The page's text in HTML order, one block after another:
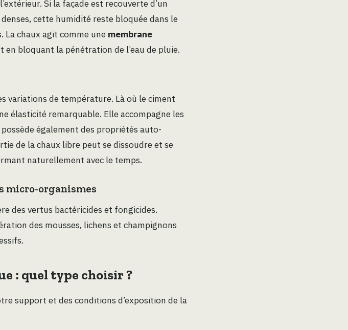
Si la façade est recouverte d’un
cette humidité reste bloquée dans le
chaux agit comme une membrane
en bloquant la pénétration de l’eau de pluie.
variations de température. Là où le ciment
élasticité remarquable. Elle accompagne les
également des propriétés auto-
de la chaux libre peut se dissoudre et se
naturellement avec le temps.
micro-organismes
des vertus bactéricides et fongicides.
des mousses, lichens et champignons
: quel type choisir ?
support et des conditions d’exposition de la